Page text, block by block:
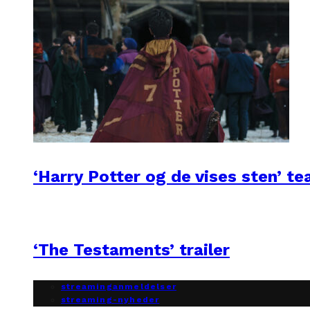
‘Harry Potter og de vises sten’
‘The Testaments’ trailer
streaminganmeldelser
streaming-nyheder